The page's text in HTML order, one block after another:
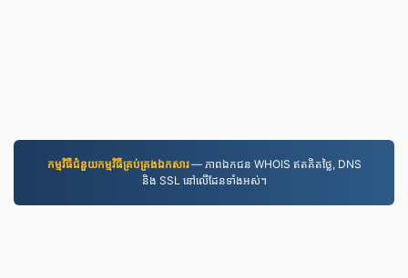
កម្មវិធី​ជំនួយ​កម្មវិធី​គ្រប់គ្រង​ឯកសារ— ភាពឯកជន WHOIS ឥតគិតថ្លៃ, DNS
និង SSL នៅលើដែនទាំងអស់។